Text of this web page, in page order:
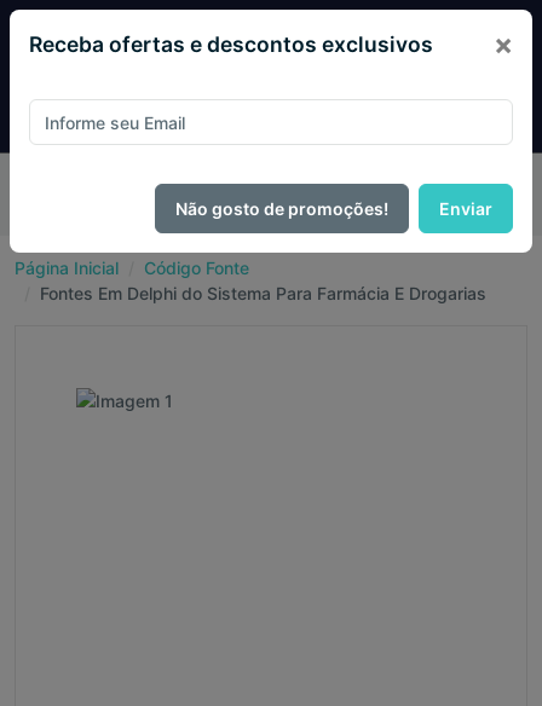
PIX e ganhe 14% OFF em todo o site no mês
de Agosto.
Página Inicial
Código Fonte
Fontes Em Delphi do Sistema Para Farmácia E Drogarias
Receba ofertas e descontos exclusivos ×
Não gosto de promoções! Enviar